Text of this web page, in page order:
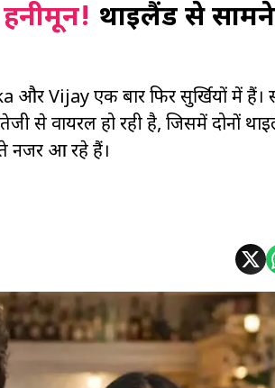
थाईलैंड से
और Vijay एक बार फिर सुर्खियों में हैं।
से वायरल हो रही है, जिसमें दोनों
नजर आ रहे हैं।